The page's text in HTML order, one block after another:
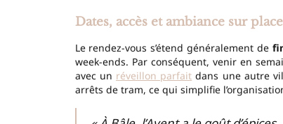
Dates, accès et ambiance sur place
Le rendez-vous s’étend généralement de
week-ends. Par conséquent, venir en
avec un réveillon parfait dans une autre
arrêts de tram, ce qui simplifie